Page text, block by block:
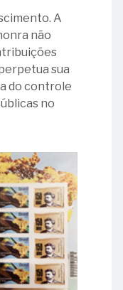
A
não
sua
do controle
no